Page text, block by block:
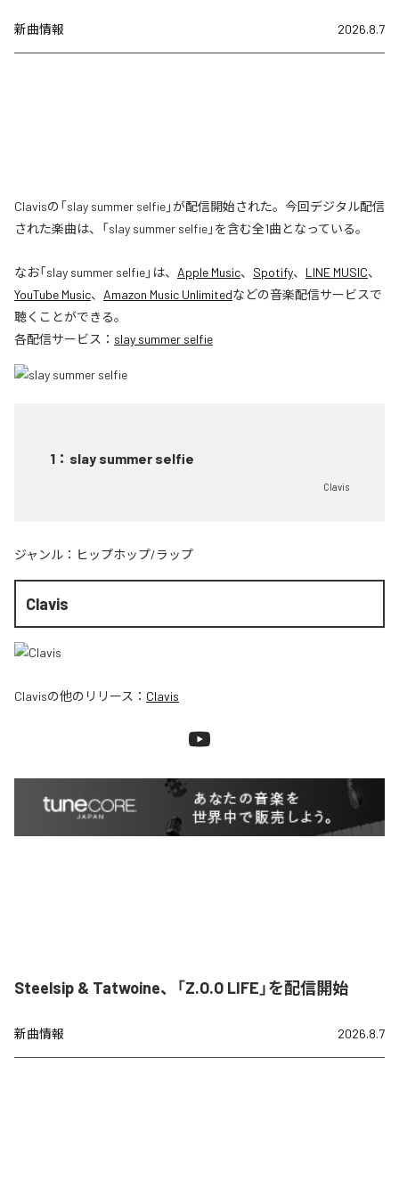
新曲情報 2026.8.7
Clavisの「slay summer selfie」が配信開始された。今回デジタル配信
された楽曲は、「slay summer selfie」を含む全1曲となっている。
なお「slay summer selfie」は、 Apple Music、 Spotify、 LINE MUSIC、
YouTube Music、 Amazon Music Unlimitedなどの音楽配信サービスで
聴くことができる。
各配信サービス： slay summer selfie
1 ： slay summer selfie
Clavis
ジャンル： ヒップホップ/ラップ
Clavis
Clavisの他のリリース： Clavis
Steelsip & Tatwoine、「Z.O.O LIFE」を配信開始
新曲情報 2026.8.7